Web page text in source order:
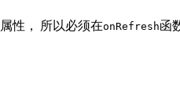
性， 所以必须在onRefresh函